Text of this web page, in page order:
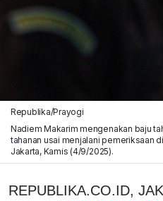
Republika/Prayogi
Nadiem Makarim mengenakan baju
tahanan usai menjalani pemeriksaan
Jakarta, Kamis (4/9/2025).
REPUBLIKA.CO.ID,